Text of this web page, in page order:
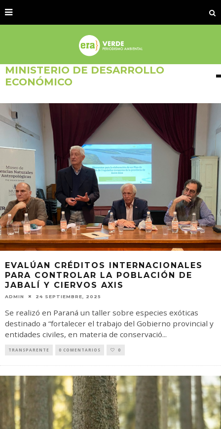
MINISTERIO DE DESARROLLO
ECONÓMICO
EVALÚAN CRÉDITOS INTERNACIONALES
PARA CONTROLAR LA POBLACIÓN DE
JABALÍ Y CIERVOS AXIS
ADMIN 24 SEPTIEMBRE, 2025
Se realizó en Paraná un taller sobre especies exóticas
destinado a “fortalecer el trabajo del Gobierno provincial y
entidades civiles, en materia de conservació...
TRANSPARENTE 0 COMENTARIOS 0